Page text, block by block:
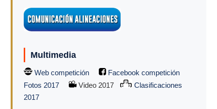
Multimedia
Web competición
Facebook competición
Fotos 2017
Video 2017
Clasificaciones
2017